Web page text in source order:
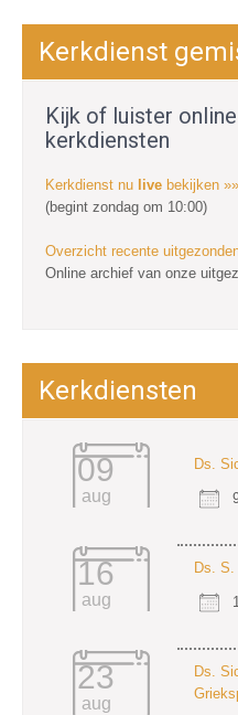
Kerkdienst
Kijk of luister
kerkdiensten
Kerkdienst nu live bekijken »»
(begint zondag om 10:00)
Overzicht recente
Online archief van onze
Kerkdiensten
09
aug
Ds.
16
aug
Ds. S.
23
aug
Ds.